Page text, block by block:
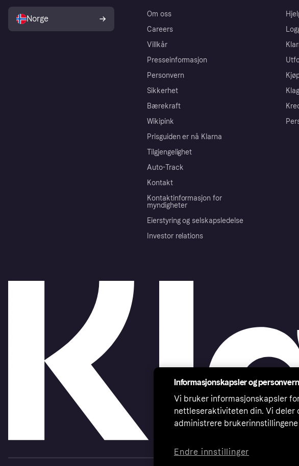
Om oss
Careers
Villkår
Presseinformasjon
Personvern
Sikkerhet
Bærekraft
Wikipink
Prisguiden er nå Klarna
Tilgjengelighet
Auto-Track
Kontakt
Kontaktinformasjon for
myndigheter
Eierstyring og selskapsledelse
Investor relations
Norge
Informasjonskapsler og personvern
Vi bruker informasjonskapsler
nettleseraktiviteten din. Vi deler
administrere
Endre innstillinger